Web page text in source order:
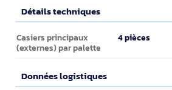
Détails techniques
Détails techniques
Casiers principaux
(externes) par palette
4 pièces
Données logistiques